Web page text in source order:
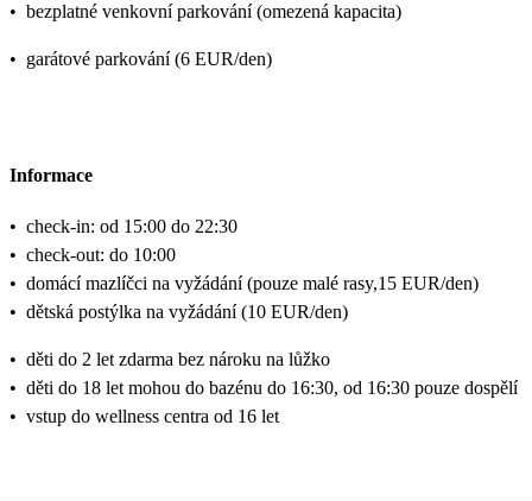
• bezplatné venkovní parkování (omezená kapacita)
• garátové parkování (6 EUR/den)
Informace
• check-in: od 15:00 do 22:30
• check-out: do 10:00
• domácí mazlíčci na vyžádání (pouze malé rasy,15 EUR/den)
• dětská postýlka na vyžádání (10 EUR/den)
• děti do 2 let zdarma bez nároku na lůžko
• děti do 18 let mohou do bazénu do 16:30, od 16:30 pouze dospělí
• vstup do wellness centra od 16 let